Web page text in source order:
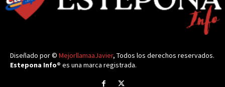
Diseñado por © MejorllamaaJavier, Todos los derechos reservados.
Estepona Info® es una marca registrada.